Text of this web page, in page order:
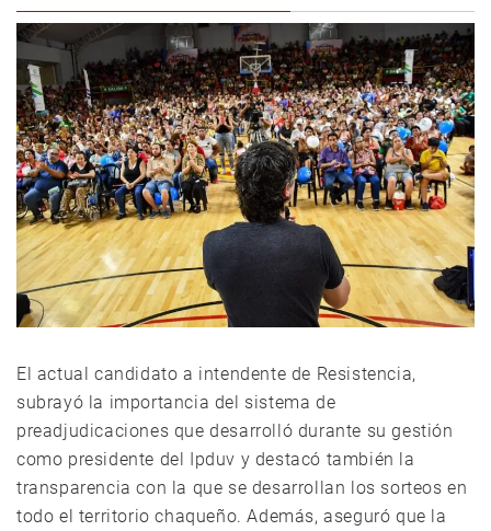
El actual candidato a intendente de Resistencia,
subrayó la importancia del sistema de
preadjudicaciones que desarrolló durante su gestión
como presidente del Ipduv y destacó también la
transparencia con la que se desarrollan los sorteos en
todo el territorio chaqueño. Además, aseguró que la